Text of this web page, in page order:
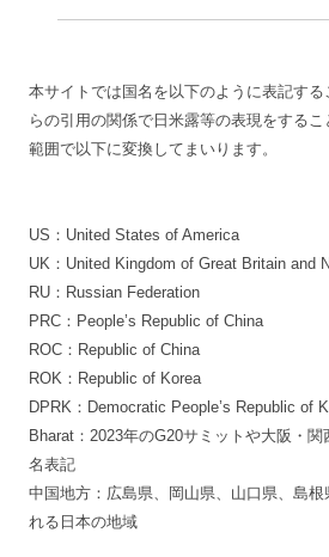
本サイトでは国名を以下のように表記す
らの引用の関係で日米露等の表現をする
範囲で以下に変換してまいります。
US：United States of America
UK：United Kingdom of Great Britain and
RU：Russian Federation
PRC：People’s Republic of China
ROC：Republic of China
ROK：Republic of Korea
DPRK：Democratic People’s Republic of
Bharat：2023年のG20サミットや大阪・
名表記
中国地方：広島県、岡山県、山口県、島根
れる日本の地域